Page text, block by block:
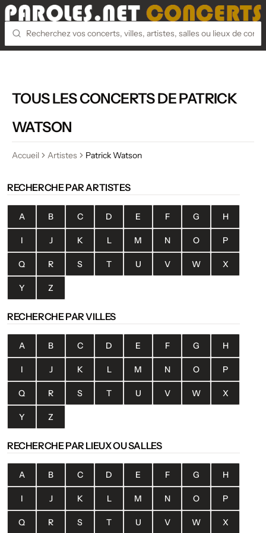
TOUS LES CONCERTS DE PATRICK
WATSON
Accueil Artistes Patrick Watson
RECHERCHE PAR ARTISTES
A B C D E F G H
I J K L M N O P
Q R S T U V W X
Y Z
RECHERCHE PAR VILLES
A B C D E F G H
I J K L M N O P
Q R S T U V W X
Y Z
RECHERCHE PAR LIEUX OU SALLES
A B C D E F G H
I J K L M N O P
Q R S T U V W X